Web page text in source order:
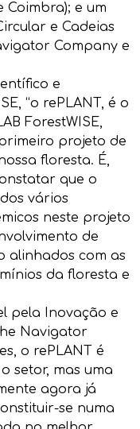
Coimbra); e um
e Cadeias
Company e
e
“o rePLANT, é o
ForestWISE,
projeto de
floresta. É,
que o
vários
neste projeto
de
alinhados com as
da floresta e
pela Inovação e
Navigator
o rePLANT é
setor, mas uma
agora já
se numa